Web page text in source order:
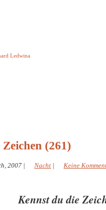
Ledwina
(261)
2007 | Nacht | Keine
Kennst du die